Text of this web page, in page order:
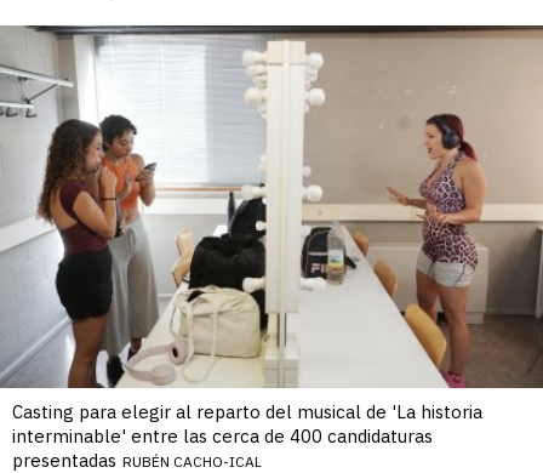
Casting para elegir al reparto del musical de 'La historia
interminable' entre las cerca de 400 candidaturas
presentadas RUBÉN CACHO-ICAL